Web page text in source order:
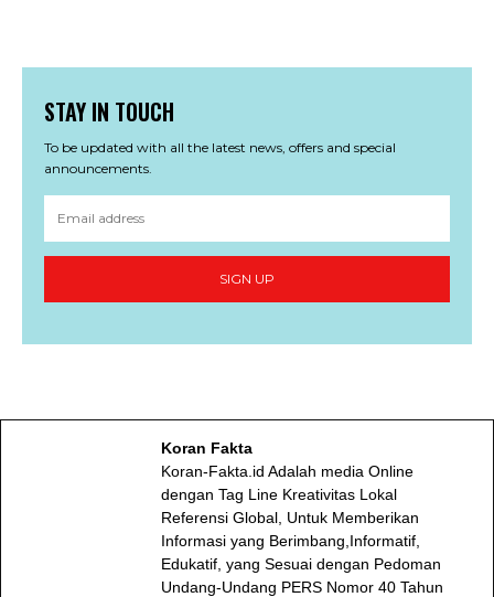
STAY IN TOUCH
To be updated with all the latest news, offers and special
announcements.
SIGN UP
Koran Fakta
Koran-Fakta.id Adalah media Online
dengan Tag Line Kreativitas Lokal
Referensi Global, Untuk Memberikan
Informasi yang Berimbang,Informatif,
Edukatif, yang Sesuai dengan Pedoman
Undang-Undang PERS Nomor 40 Tahun